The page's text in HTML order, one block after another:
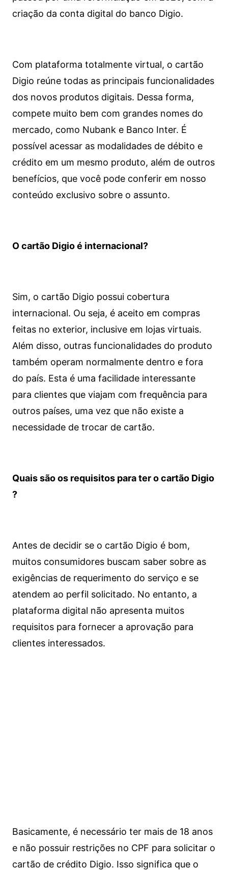
criação da conta digital do banco Digio.
Com plataforma totalmente virtual, o cartão
Digio reúne todas as principais funcionalidades
dos novos produtos digitais. Dessa forma,
compete muito bem com grandes nomes do
mercado, como Nubank e Banco Inter. É
possível acessar as modalidades de débito e
crédito em um mesmo produto, além de outros
benefícios, que você pode conferir em nosso
conteúdo exclusivo sobre o assunto.
O cartão Digio é internacional?
Sim, o cartão Digio possui cobertura
internacional. Ou seja, é aceito em compras
feitas no exterior, inclusive em lojas virtuais.
Além disso, outras funcionalidades do produto
também operam normalmente dentro e fora
do país. Esta é uma facilidade interessante
para clientes que viajam com frequência para
outros países, uma vez que não existe a
necessidade de trocar de cartão.
Quais são os requisitos para ter o cartão Digio
?
Antes de decidir se o cartão Digio é bom,
muitos consumidores buscam saber sobre as
exigências de requerimento do serviço e se
atendem ao perfil solicitado. No entanto, a
plataforma digital não apresenta muitos
requisitos para fornecer a aprovação para
clientes interessados.
Basicamente, é necessário ter mais de 18 anos
e não possuir restrições no CPF para solicitar o
cartão de crédito Digio. Isso significa que o